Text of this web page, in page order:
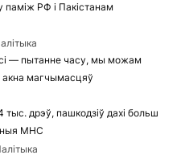
паміж РФ і Пакістанам
— пытанне часу, мы можам
акна магчымасцяў
дрэў, пашкодзіў дахі больш
МНС